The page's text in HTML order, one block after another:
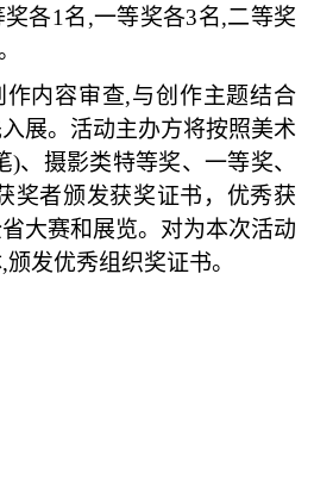
各1名,一等奖各3名,二等奖
作内容审查,与创作主题结合
展。活动主办方将按照美术
、摄影类特等奖、一等奖、
奖者颁发获奖证书，优秀获
大赛和展览。对为本次活动
发优秀组织奖证书。